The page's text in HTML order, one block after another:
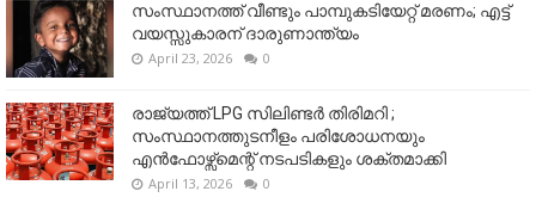
സംസ്ഥാനത്ത് വീണ്ടും പാമ്പുകടിയേറ്റ് മരണം; എട്ട്
വയസ്സുകാരന് ദാരുണാന്ത്യം
April 23, 2026 0
രാജ്യത്ത് LPG സിലിണ്ടർ തിരിമറി ;
സംസ്ഥാനത്തുടനീളം പരിശോധനയും
എൻഫോഴ്സ്മെന്റ് നടപടികളും ശക്തമാക്കി
April 13, 2026 0